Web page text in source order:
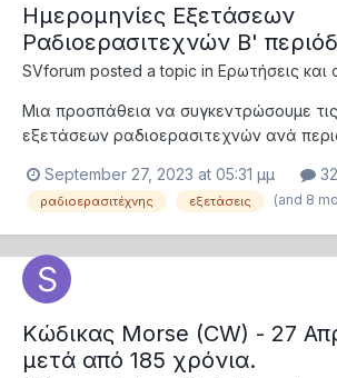
Ημερομηνίες Εξετάσεων
Ραδιοερασιτεχνών B'
SVforum posted a topic in Ερωτήσεις και
Μια προσπάθεια να συγκεντρώσουμε
εξετάσεων ραδιοερασιτεχνών ανά
τους μελλοντικούς μας συναδέρφους SY
έφτασε και τις επόμενες ημέρες όλες οι
κοινοποιήσουν σιγά σιγά τις ημερ...
September 27, 2023 at 05:31 μμ
ραδιοερασιτέχνης εξετάσεις (and 8
Kώδικας Morse (CW) - 27
μετά από 185 χρόνια.